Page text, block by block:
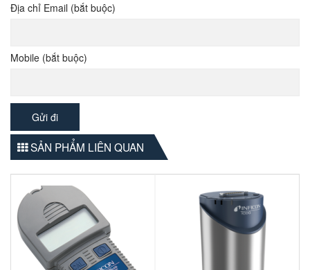
Địa chỉ Email (bắt buộc)
Mobile (bắt buộc)
SẢN PHẨM LIÊN QUAN